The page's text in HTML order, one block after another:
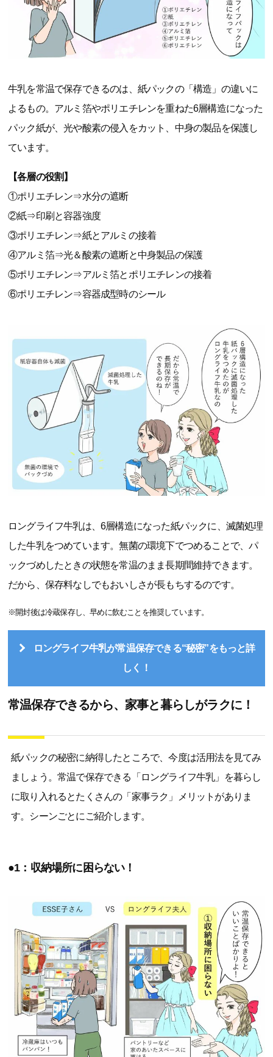
牛乳を常温で保存できるのは、紙パックの「構造」の違いに
よるもの。アルミ箔やポリエチレンを重ねた6層構造になった
パック紙が、光や酸素の侵入をカット、中身の製品を保護し
ています。
【各層の役割】
①ポリエチレン⇒水分の遮断
②紙⇒印刷と容器強度
③ポリエチレン⇒紙とアルミの接着
④アルミ箔⇒光＆酸素の遮断と中身製品の保護
⑤ポリエチレン⇒アルミ箔とポリエチレンの接着
⑥ポリエチレン⇒容器成型時のシール
ロングライフ牛乳は、6層構造になった紙パックに、滅菌処理
した牛乳をつめています。無菌の環境下でつめることで、パ
ックづめしたときの状態を常温のまま長期間維持できます。
だから、保存料なしでもおいしさが長もちするのです。
※開封後は冷蔵保存し、早めに飲むことを推奨しています。
ロングライフ牛乳が常温保存できる“秘密”をもっと詳
しく！
常温保存できるから、家事と暮らしがラクに！
紙パックの秘密に納得したところで、今度は活用法を見てみ
ましょう。常温で保存できる「ロングライフ牛乳」を暮らし
に取り入れるとたくさんの「家事ラク」メリットがありま
す。シーンごとにご紹介します。
●1：収納場所に困らない！